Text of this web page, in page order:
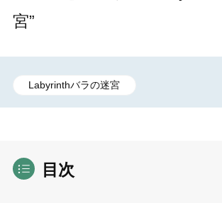
宮”
Labyrinthバラの迷宮
目次